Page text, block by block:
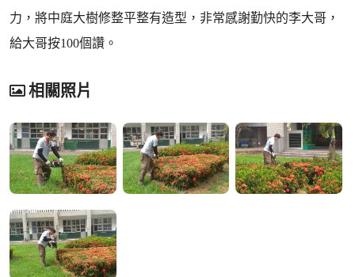
力，將中庭大樹修整平整有造型，非常感謝勤快的李大哥，
給大哥按100個讚。
相關照片